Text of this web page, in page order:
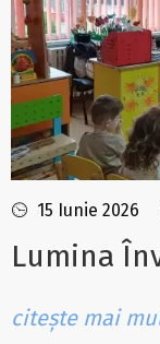
15 Iunie 2026
Lumina
citește mai